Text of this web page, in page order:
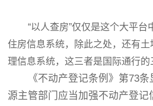
“以人查房”仅仅是这个大平
住房信息系统，除此之处，还有
理信息系统，这三者是国际通行的
《不动产登记条例》第73
源主管部门应当加强不动产登记